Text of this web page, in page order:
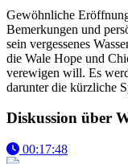
Gewöhnliche
Bemerkungen und
sein vergessenes
die Wale Hope und
verewigen will. Es
darunter die kürzliche
Diskussion über
00:17:48